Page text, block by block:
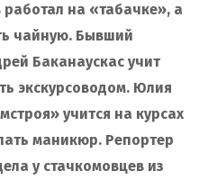
на «табачке», а
чайную. Бывший
Баканаускас учит
экскурсоводом. Юлия
учится на курсах
маникюр. Репортер
у стачкомовцев из